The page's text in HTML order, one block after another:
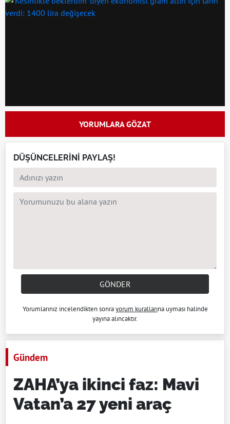
YORUMLARA GÖZAT
DÜŞÜNCELERİNİ PAYLAŞ!
GÖNDER
Yorumlarınız incelendikten sonrayorum kurallarına uyması halinde
yayına alıncaktır.
Gündem
ZAHA’ya ikinci faz: Mavi
Vatan’a 27 yeni araç